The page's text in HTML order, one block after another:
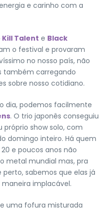
e carinho com a
Kill Talent e Black
o festival e provaram
no nosso país, não
também carregando
sobre nosso cotidiano.
dia, podemos facilmente
. O trio japonês conseguiu
show solo, com
domingo inteiro. Há quem
e poucos anos não
metal mundial mas, pra
sabemos que elas já
implacável.
uma fofura misturada